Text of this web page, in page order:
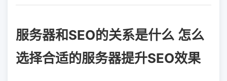
服务器和SEO的关系是什么 怎么
选择合适的服务器提升SEO效果